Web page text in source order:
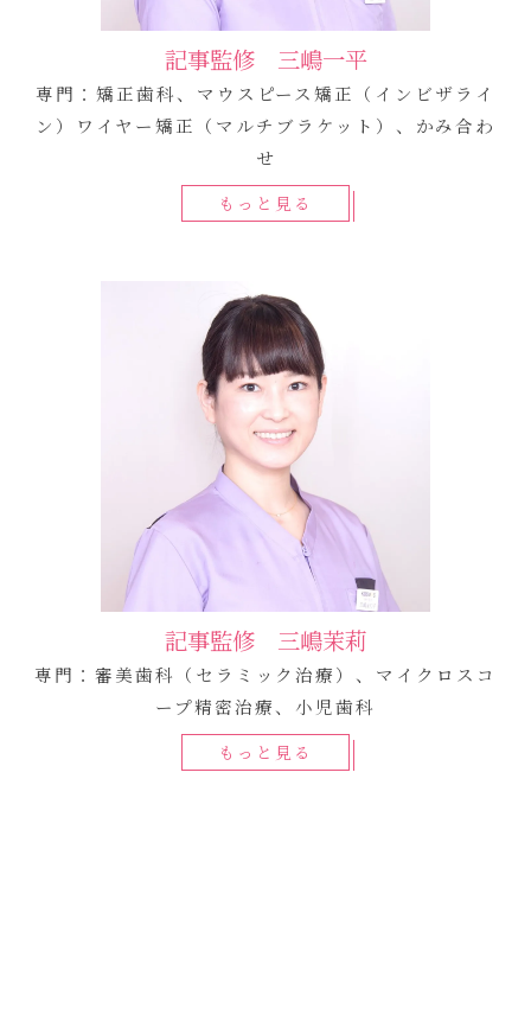
記事監修 三嶋一平
専門：矯正歯科、マウスピース矯正（インビザライ
ン）ワイヤー矯正（マルチブラケット）、かみ合わ
せ
もっと見る
記事監修 三嶋茉莉
専門：審美歯科（セラミック治療）、マイクロスコ
ープ精密治療、小児歯科
もっと見る